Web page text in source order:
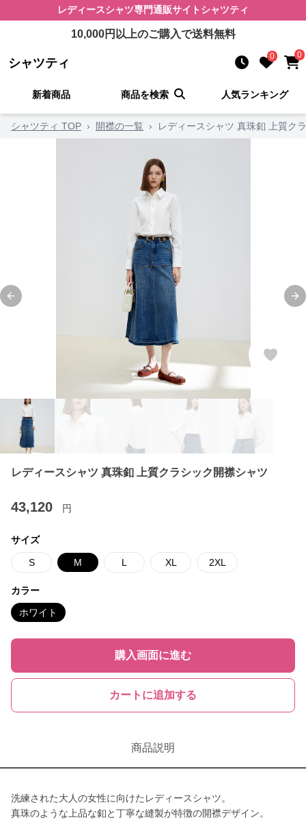
レディースシャツ専門通販サイト シャツティ
10,000円以上のご購入で送料無料
シャツティ 0 0
新着商品 商品を検索 人気ランキング
シャツティ TOP › 開襟の一覧 › レディースシャツ 真珠釦 上質ク
Previous slide
レディースシャツ 真珠釦 上質クラシック開襟シャツ
43,120 円
サイズ
S M L XL 2XL
カラー
ホワイト
購入画面に進む
カートに追加する
商品説明
洗練された大人の女性に向けたレディースシャツ。
真珠のような上品な釦と丁寧な縫製が特徴の開襟デザイン。